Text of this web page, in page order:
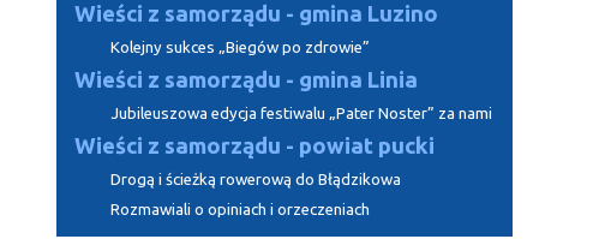
Wieści z samorządu - gmina Luzino
Kolejny sukces „Biegów po zdrowie”
Wieści z samorządu - gmina Linia
Jubileuszowa edycja festiwalu „Pater Noster” za nami
Wieści z samorządu - powiat pucki
Drogą i ścieżką rowerową do Błądzikowa
Rozmawiali o opiniach i orzeczeniach